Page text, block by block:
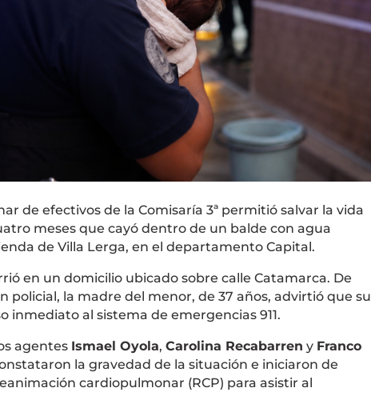
de efectivos de la Comisaría 3ª permitió salvar la vida
meses que cayó dentro de un balde con agua
de Villa Lerga, en el departamento Capital.
en un domicilio ubicado sobre calle Catamarca. De
policial, la madre del menor, de 37 años, advirtió que su
inmediato al sistema de emergencias 911.
agentes Ismael Oyola,Carolina Recabarren y Franco
la gravedad de la situación e iniciaron de
cardiopulmonar (RCP) para asistir al